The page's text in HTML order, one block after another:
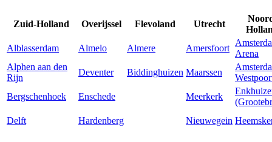
Zuid-Holland Overijssel Flevoland Utrecht
Alblasserdam
Almelo Almere Amersfoort
Arena
Alphen aan den
Rijn
Deventer Biddinghuizen Maarssen
Bergschenhoek
Enschede Meerkerk
Delft
Hardenberg Nieuwegein